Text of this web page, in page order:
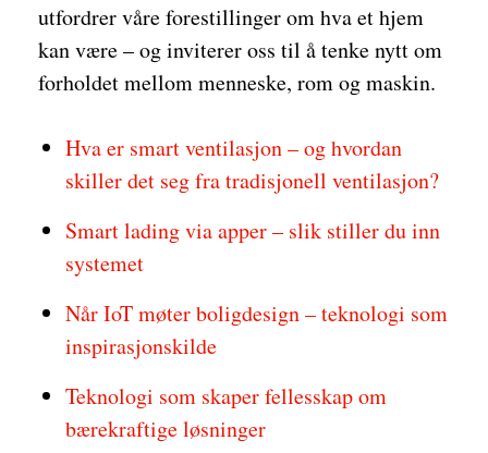
utfordrer våre forestillinger om hva et hjem
kan være – og inviterer oss til å tenke nytt om
forholdet mellom menneske, rom og maskin.
Hva er smart ventilasjon – og hvordan
skiller det seg fra tradisjonell ventilasjon?
Smart lading via apper – slik stiller du inn
systemet
Når IoT møter boligdesign – teknologi som
inspirasjonskilde
Teknologi som skaper fellesskap om
bærekraftige løsninger